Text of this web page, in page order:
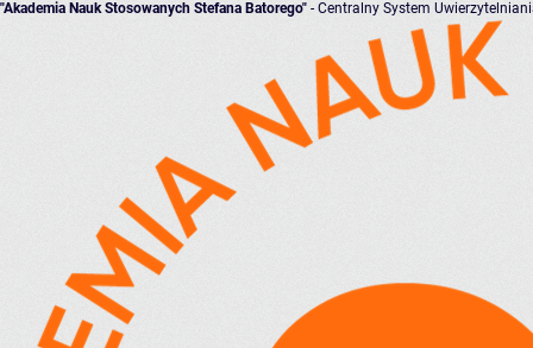
"Akademia Nauk Stosowanych Stefana Batorego" - Centralny System